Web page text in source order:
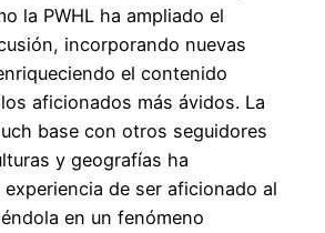
la PWHL ha ampliado el
incorporando nuevas
el contenido
aficionados más ávidos. La
base con otros seguidores
y geografías ha
de ser aficionado al
en un fenómeno